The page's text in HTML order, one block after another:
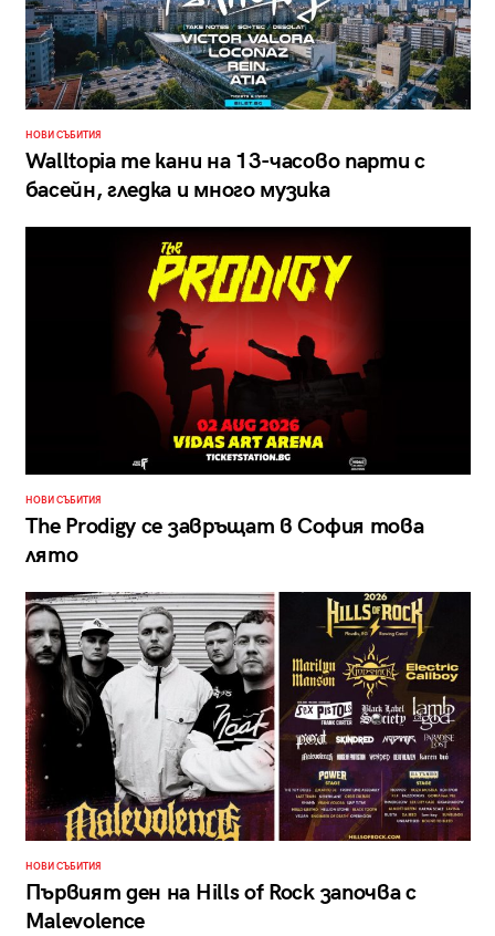
НОВИ СЪБИТИЯ
Walltopia те кани на 13-часово парти с
басейн, гледка и много музика
НОВИ СЪБИТИЯ
The Prodigy се завръщат в София това
лято
НОВИ СЪБИТИЯ
Първият ден на Hills of Rock започва с
Malevolence